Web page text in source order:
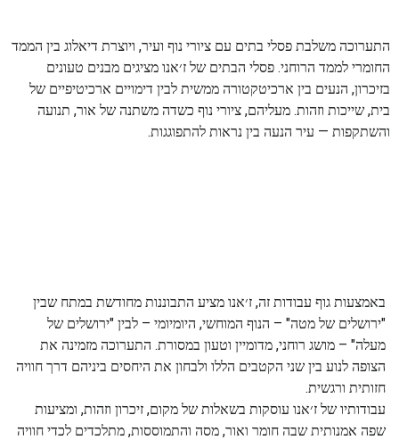
התערוכה משלבת פסלי בתים עם ציורי נוף ועיר, ויוצרת דיאלוג בין הממד
החומרי לממד הרוחני. פסלי הבתים של ז׳אנו מציגים מבנים טעונים
בזיכרון, הנעים בין ארכיטקטורה ממשית לבין דימויים ארכיטיפיים של
בית, שייכות וזהות. מעליהם, ציורי נוף כשדה משתנה של אור, תנועה
והשתקפות — עיר הנעה בין נראות להתפוגגות.
באמצעות גוף עבודות זה, ז׳אנו מציע התבוננות מחודשת במתח שבין
"ירושלים של מטה" – הנוף המוחשי, היומיומי – לבין "ירושלים של
מעלה" – מושג רוחני, מדומיין וטעון במסורת. התערוכה מזמינה את
הצופה לנוע בין שני הקטבים הללו ולבחון את היחסים ביניהם דרך חוויה
חזותית ורגשית.
עבודותיו של ז׳אנו עוסקות בשאלות של מקום, זיכרון וזהות, ומציעות
שפה אמנותית שבה חומר ואור, מסה והתמוססות, מתלכדים לכדי חוויה